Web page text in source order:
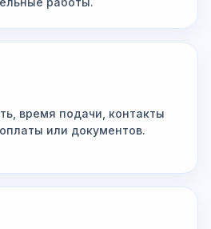
время подачи, контакты
или документов.